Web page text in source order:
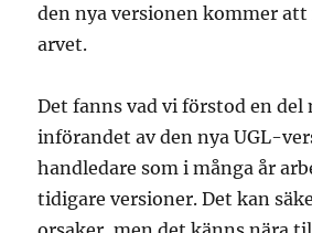
den nya versionen kommer
arvet.
Det fanns vad vi förstod en
införandet av den nya UGL-
handledare som i många år
tidigare versioner. Det kan